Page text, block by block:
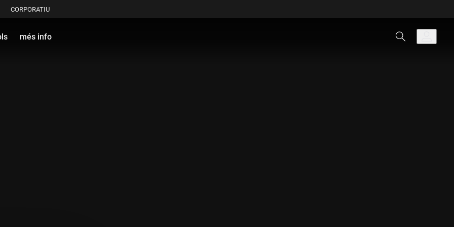
CORPORATIU
més info